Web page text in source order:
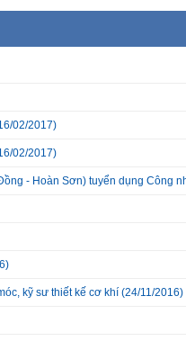
02/2017)
02/2017)
- Hoàn Sơn) tuyển dụng Công
kỹ sư thiết kế cơ khí (24/11/2016)